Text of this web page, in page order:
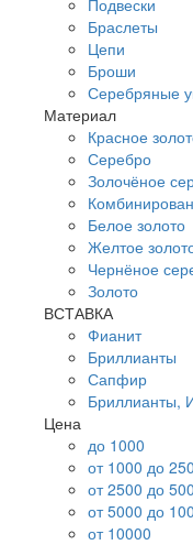
Подвески
Браслеты
Цепи
Броши
Серебряные
Материал
Красное
Серебро
Золочёное
Белое золото
Желтое
Чернёное
Золото
ВСТАВКА
Фианит
Бриллианты
Сапфир
Бриллианты,
Цена
до 1000
от 1000 до
от 2500 до
от 5000 до
от 10000